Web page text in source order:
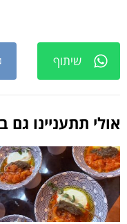
שיתוף
אולי תתעניינו גם